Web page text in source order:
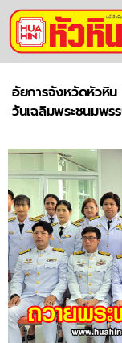
อัยการจังหวัดหัวหิ
วันเฉลิมพระชนมพร